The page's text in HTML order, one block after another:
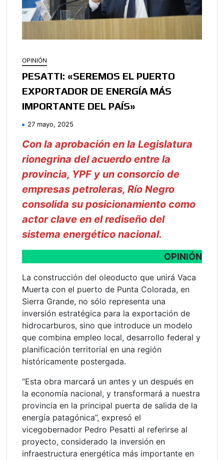
OPINIÓN
PESATTI: «SEREMOS EL PUERTO
EXPORTADOR DE ENERGÍA MÁS
IMPORTANTE DEL PAÍS»
27 mayo, 2025
Con la aprobación en la Legislatura
rionegrina del acuerdo entre la
provincia, YPF y un consorcio de
empresas petroleras, Río Negro
consolida su posicionamiento como
actor clave en el rediseño del
sistema energético nacional.
OPINIÓN
La construcción del oleoducto que unirá Vaca
Muerta con el puerto de Punta Colorada, en
Sierra Grande, no sólo representa una
inversión estratégica para la exportación de
hidrocarburos, sino que introduce un modelo
que combina empleo local, desarrollo federal y
planificación territorial en una región
históricamente postergada.
“Esta obra marcará un antes y un después en
la economía nacional, y transformará a nuestra
provincia en la principal puerta de salida de la
energía patagónica”, expresó el
vicegobernador Pedro Pesatti al referirse al
proyecto, considerado la inversión en
infraestructura energética más importante en